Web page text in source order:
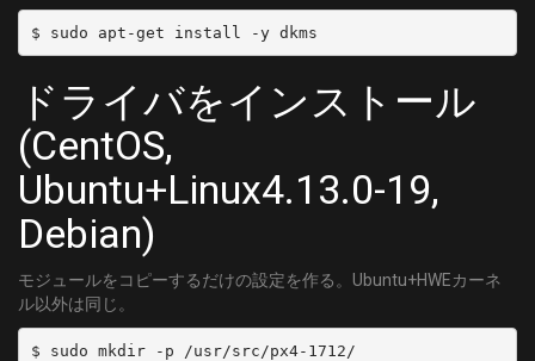
	SYMBOL_RATE = 5274000
	MODULATION = QAM/AUTO
	DELIVERY_SYSTEM = DVBC/ANNEX_A
	FREQUENCY = 441000000
	SYMBOL_RATE = 5274000
	MODULATION = QAM/AUTO
[C60]
	DELIVERY_SYSTEM = DVBC/ANNEX_A
	FREQUENCY = 447000000
	SYMBOL_RATE = 5274000
	MODULATION = QAM/AUTO
[C61]
ドライバをインストール
(CentOS,
Ubuntu+Linux4.13.0-19,
Debian)
モジュールをコピーするだけの設定を作る。Ubuntu+HWEカーネ
ル以外は同じ。
$ sudo mkdir -p /usr/src/px4-1712/